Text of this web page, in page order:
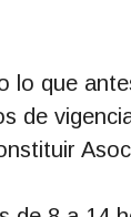
lo que
de